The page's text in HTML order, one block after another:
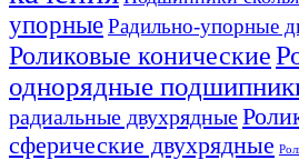
упорныеРадильно-упорные
Роликовые конические
однорядные
радиальные двухрядные
сферические двухрядные